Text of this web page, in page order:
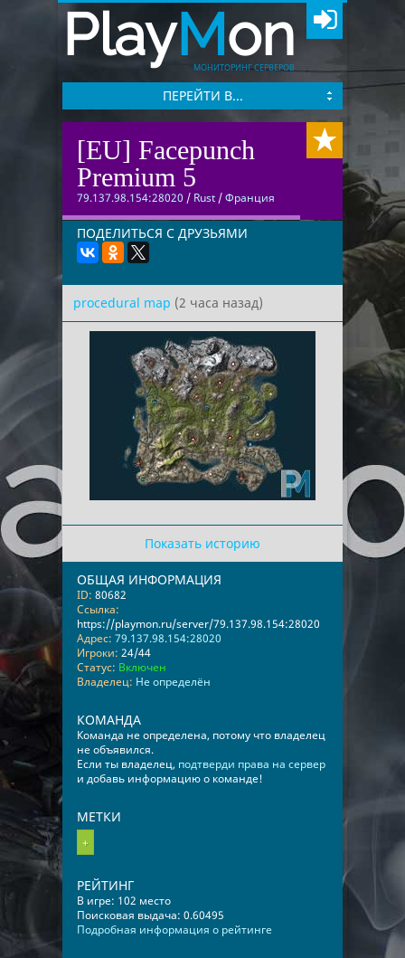
PlayMon
МОНИТОРИНГ СЕРВЕРОВ
ПЕРЕЙТИ В...
[EU] Facepunch
Premium 5
79.137.98.154:28020 / Rust /Франция
ПОДЕЛИТЬСЯ С ДРУЗЬЯМИ
procedural map (2 часа назад)
Показать историю
ОБЩАЯ ИНФОРМАЦИЯ
ID: 80682
Ссылка:
https://playmon.ru/server/79.137.98.154:28020
Адрес: 79.137.98.154:28020
Игроки: 24/44
Статус: Включен
Владелец: Не определён
КОМАНДА
Команда не определена, потому что владелец
не объявился.
Если ты владелец, подтверди права на сервер
и добавь информацию о команде!
МЕТКИ
+
РЕЙТИНГ
В игре: 102 место
Поисковая выдача: 0.60495
Подробная информация о рейтинге